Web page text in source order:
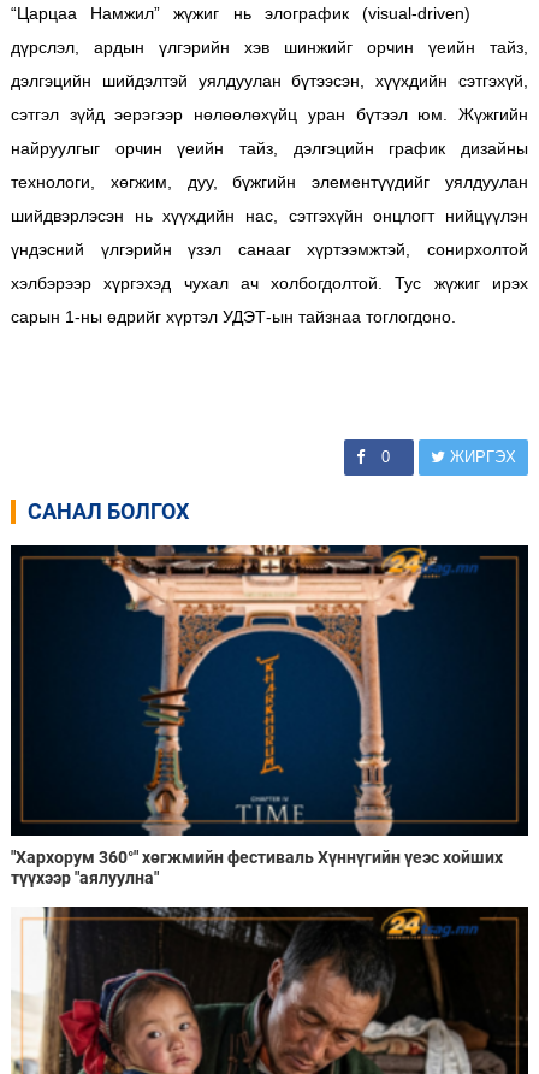
“Царцаа Намжил” жүжиг нь элографик (visual-driven)
дүрслэл, ардын үлгэрийн хэв шинжийг орчин үеийн тайз,
дэлгэцийн шийдэлтэй уялдуулан бүтээсэн, хүүхдийн сэтгэхүй,
сэтгэл зүйд эерэгээр нөлөөлөхүйц уран бүтээл юм. Жүжгийн
найруулгыг орчин үеийн тайз, дэлгэцийн график дизайны
технологи, хөгжим, дуу, бүжгийн элементүүдийг уялдуулан
шийдвэрлэсэн нь хүүхдийн нас, сэтгэхүйн онцлогт нийцүүлэн
үндэсний үлгэрийн үзэл санааг хүртээмжтэй, сонирхолтой
хэлбэрээр хүргэхэд чухал ач холбогдолтой.Тус жүжиг ирэх
сарын 1-ны өдрийг хүртэл УДЭТ-ын тайзнаа тоглогдоно.
0 ЖИРГЭХ
САНАЛ БОЛГОХ
"Хархорум 360°" хөгжмийн фестиваль Хүннүгийн үеэс хойших
түүхээр "аялуулна"